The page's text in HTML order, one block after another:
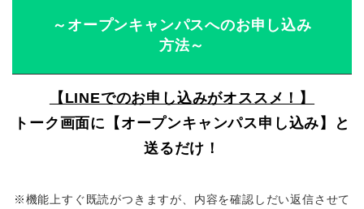
～オープンキャンパスへのお申し込み
方法～
【LINEでのお申し込みがオススメ！】
トーク画面に【オープンキャンパス申し込み】と
送るだけ！
※機能上すぐ既読がつきますが、内容を確認しだい返信させて